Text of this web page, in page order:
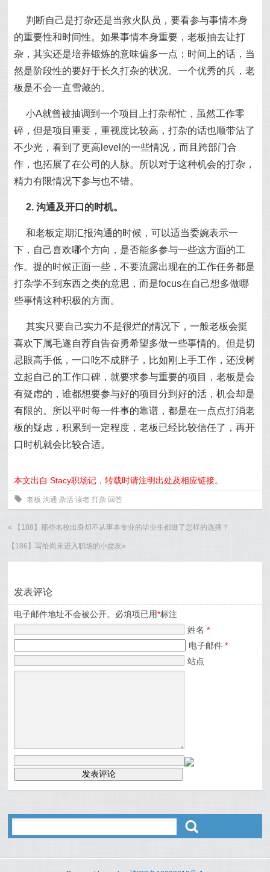
判断自己是打杂还是当救火队员，要看参与事情本身
的重要性和时间性。如果事情本身重要，老板抽去让打
杂，其实还是培养锻炼的意味偏多一点；时间上的话，当
然是阶段性的要好于长久打杂的状况。一个优秀的兵，老
板是不会一直雪藏的。
小A就曾被抽调到一个项目上打杂帮忙，虽然工作零
碎，但是项目重要，重视度比较高，打杂的话也顺带沾了
不少光，看到了更高level的一些情况，而且跨部门合
作，也拓展了在公司的人脉。所以对于这种机会的打杂，
精力有限情况下参与也不错。
2. 沟通及开口的时机。
和老板定期汇报沟通的时候，可以适当委婉表示一
下，自己喜欢哪个方向，是否能多参与一些这方面的工
作。提的时候正面一些，不要流露出现在的工作任务都是
打杂学不到东西之类的意思，而是focus在自己想多做哪
些事情这种积极的方面。
其实只要自己实力不是很烂的情况下，一般老板会挺
喜欢下属毛遂自荐自告奋勇希望多做一些事情的。但是切
忌眼高手低，一口吃不成胖子，比如刚上手工作，还没树
立起自己的工作口碑，就要求参与重要的项目，老板是会
有疑虑的，谁都想要参与好的项目分到好的活，机会却是
有限的。所以平时每一件事的靠谱，都是在一点点打消老
板的疑虑，积累到一定程度，老板已经比较信任了，再开
口时机就会比较合适。
本文出自 Stacy职场记，转载时请注明出处及相应链接。
0 老板 沟通 杂活 读者 打杂 回答
« 【188】那些名校出身却不从事本专业的毕业生都做了怎样的选择？
【186】写给尚未进入职场的小盆友»
发表评论
电子邮件地址不会被公开。必填项已用*标注
姓名*
电子邮件*
站点
ő